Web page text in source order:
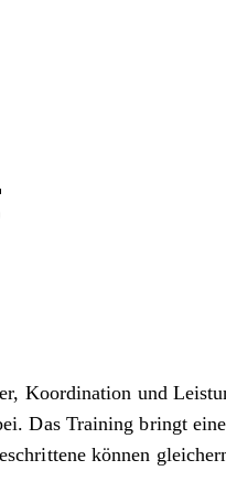
Koordination und
Das Training bringt
können